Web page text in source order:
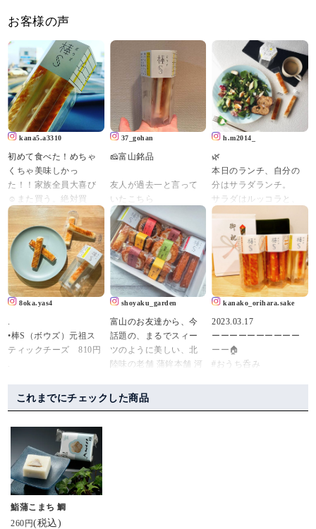
お客様の声
kana5.a3310
初めて食べた！めちゃ
くちゃ美味しかっ
た！！家族全員大喜び
☺️また買う。絶対買
う！鮨蒲本舗河内屋の
ロングセラー商品らし
い。知らんかったー
「棒S（ボウズ）」
#ますのすし源#棒S#ボ
ウズ#ちーかまの王様
37_gohan
🧀富山銘品
友人が過去一と言って
いたこちら
確かに最高に美味しか
った
#棒S
#元祖スティックチーズ
#富山
h.m2014_
🌿
本日のランチ、自分の
分はサラダランチ。
サラダはルッコラと、
リーフレタス、チーズ
かまぼこ、キウイ。
山盛りのサラダをワシ
ャワシャ食べると、な
んか身体から毒素が出
ていく気がする。
祖スティックチーズ・
ジャパンフードセレク
ションでグランプリを
@ kamaboko_jp 鮨蒲本
8oka.yas4
.
•棒S（ボウズ）元祖ス
ティックチーズ 810円
タイプのチーズかまぼ
かまぼこ専門店「河内
屋」さんが開発したス
ティックかまぼこシリ
ーズ「棒S（ボウズ）」
の中から
たっぷり濃厚なチーズ
shoyaku_garden
富山のお友達から、今
話題の、まるでスィー
ツのように美しい、北
陸味の老舗 蒲鉾本舗 河
秋季限定創作かまぼこ
kanako_orihara.sake
2023.03.17
ーーーーーーーーーー
ーー🏠
#おうち呑み
これまでにチェックした商品
鮨蒲こまち 鯛
260円(税込)